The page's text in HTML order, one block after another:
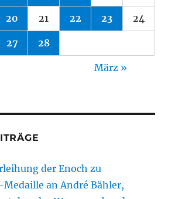
20 21 22 23 24
27 28
März »
der Enoch zu
an André Bähler,